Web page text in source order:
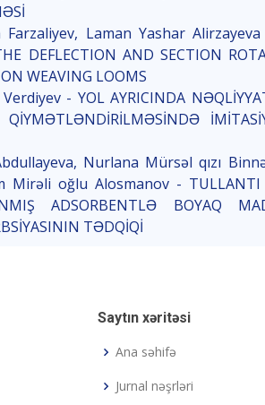
Laman Yashar Alirzayeva
DEFLECTION AND SECTION
WEAVING LOOMS
- YOL AYRICINDA
Nurlana Mürsəl qızı
Mirəli oğlu Alosmanov - TULLANTI
ADSORBENTLƏ BOYAQ
TƏDQİQİ
Saytın xəritəsi
Ana səhifə
Jurnal nəşrləri